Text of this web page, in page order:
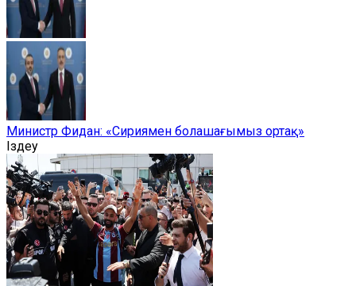
Министр Фидан: «Сириямен болашағымыз ортақ»
Іздеу